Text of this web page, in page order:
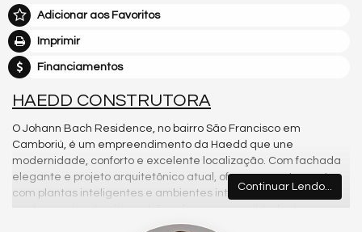
Adicionar aos Favoritos
Imprimir
Financiamentos
HAEDD CONSTRUTORA
O Johann Bach Residence, no bairro São Francisco em
Camboriú, é um empreendimento da Haedd que une
modernidade, conforto e excelente localização. Com fachada
elegante e projeto arquitetônico atual, oferece apartamentos
com plantas inteligentes e ambientes integrados. Os
acabamentos de alto padrão reforçam a qualidade da
construção, garantindo um lar sofisticado e funcional. A área de
Continuar Lendo...